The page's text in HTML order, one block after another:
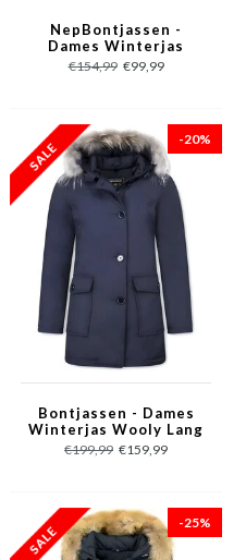
NepBontjassen -
Dames Winterjas
Wooly Lang -
NepBontkraag - Parka
€154,99 €99,99
-20%
Bontjassen - Dames
Winterjas Wooly Lang
- Bontkraag - Parka
Steekzakken - Blauw
€199,99 €159,99
-25%